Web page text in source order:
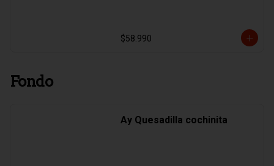
$58.990
Fondo
Ay Quesadilla cochinita